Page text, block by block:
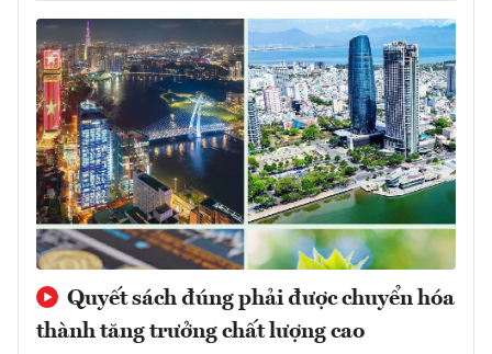
Quyết sách đúng phải được chuyển hóa
thành tăng trưởng chất lượng cao